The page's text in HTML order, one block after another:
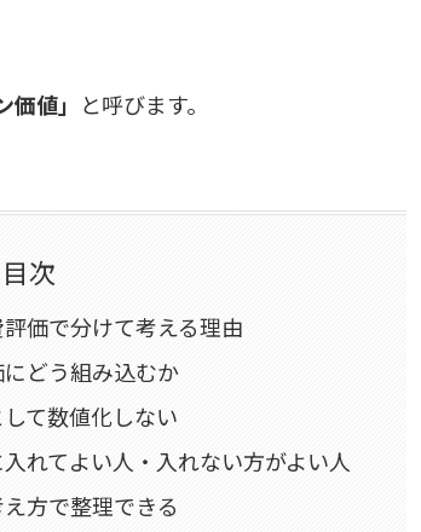
価値」 と呼びます。
目次
価で分けて考える理由
どう組み込むか
て数値化しない
れてよい人・入れない方がよい人
方で整理できる